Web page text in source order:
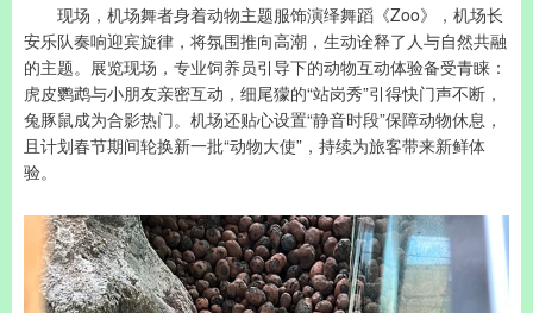
现场，机场舞者身着动物主题服饰演绎舞蹈《Zoo》，机场长
安乐队奏响迎宾旋律，将氛围推向高潮，生动诠释了人与自然共融
的主题。展览现场，专业饲养员引导下的动物互动体验备受青睐：
虎皮鹦鹉与小朋友亲密互动，细尾獴的“站岗秀”引得快门声不断，
兔豚鼠成为合影热门。机场还贴心设置“静音时段”保障动物休息，
且计划春节期间轮换新一批“动物大使”，持续为旅客带来新鲜体
验。